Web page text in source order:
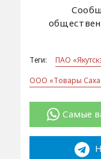
Теги:
ПАО
ООО «Товары Саха
Самые